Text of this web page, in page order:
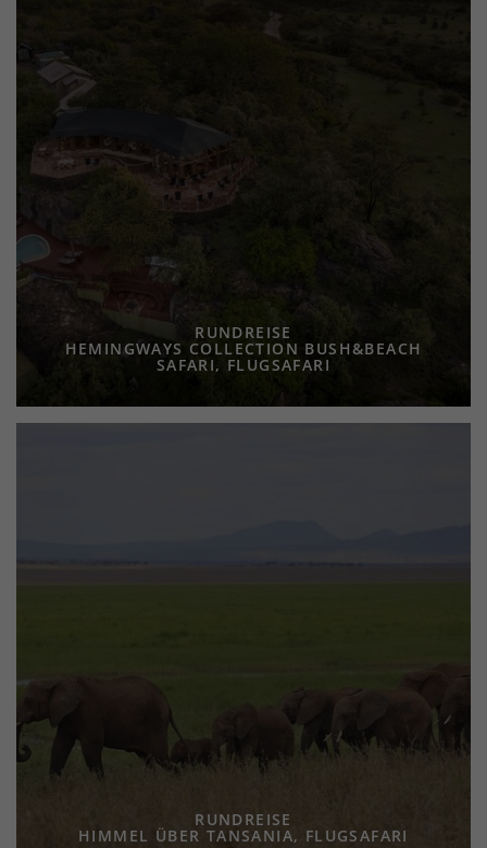
RUNDREISE
HEMINGWAYS COLLECTION BUSH&BEACH
SAFARI, FLUGSAFARI
RUNDREISE
HIMMEL ÜBER TANSANIA, FLUGSAFARI